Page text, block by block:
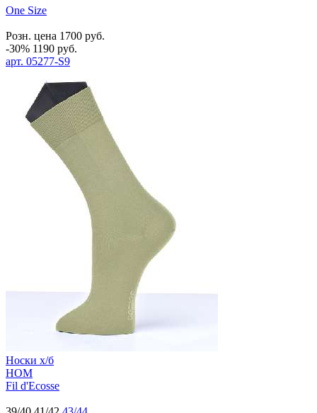
One Size
Розн. цена 1700 руб.
-30% 1190 руб.
арт. 05277-S9
Носки х/б
HOM
Fil d'Ecosse